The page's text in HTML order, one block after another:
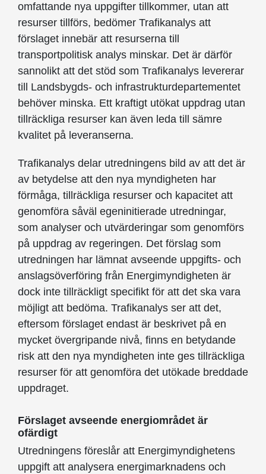
omfattande nya uppgifter tillkommer, utan att
resurser tillförs, bedömer Trafikanalys att
förslaget innebär att resurserna till
transportpolitisk analys minskar. Det är därför
sannolikt att det stöd som Trafikanalys levererar
till Landsbygds- och infrastrukturdepartementet
behöver minska. Ett kraftigt utökat uppdrag utan
tillräckliga resurser kan även leda till sämre
kvalitet på leveranserna.
Trafikanalys delar utredningens bild av att det är
av betydelse att den nya myndigheten har
förmåga, tillräckliga resurser och kapacitet att
genomföra såväl egeninitierade utredningar,
som analyser och utvärderingar som genomförs
på uppdrag av regeringen. Det förslag som
utredningen har lämnat avseende uppgifts- och
anslagsöverföring från Energimyndigheten är
dock inte tillräckligt specifikt för att det ska vara
möjligt att bedöma. Trafikanalys ser att det,
eftersom förslaget endast är beskrivet på en
mycket övergripande nivå, finns en betydande
risk att den nya myndigheten inte ges tillräckliga
resurser för att genomföra det utökade breddade
uppdraget.
Förslaget avseende energiområdet är
ofärdigt
Utredningens föreslår att Energimyndighetens
uppgift att analysera energimarknadens och